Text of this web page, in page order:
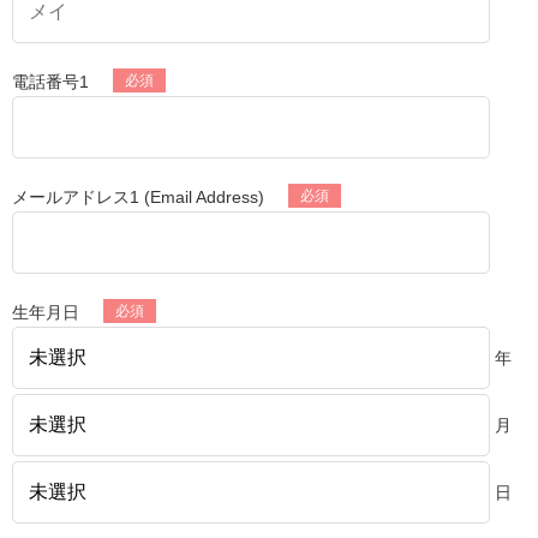
電話番号1
メールアドレス1 (Email Address)
生年月日
年
月
日